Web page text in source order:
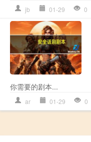
jb 01-29 0
你需要的剧本...
ar 01-29 0